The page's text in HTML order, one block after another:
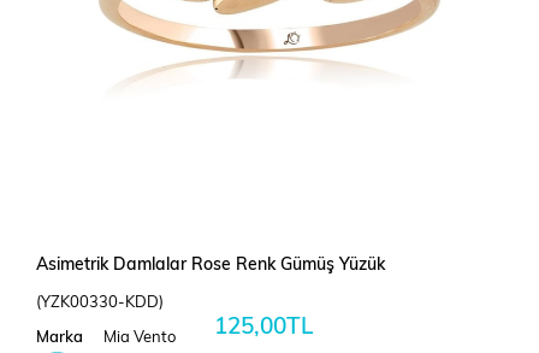
Asimetrik Damlalar Rose Renk Gümüş Yüzük
(YZK00330-KDD)
Marka Mia Vento 125,00TL